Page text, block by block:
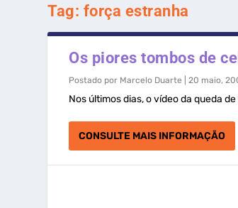
Tag: força estranha
Os piores tombos de
Postado por Marcelo Duarte |20 maio,
Nos últimos dias, o vídeo da queda
CONSULTE MAIS INFORMAÇÃO